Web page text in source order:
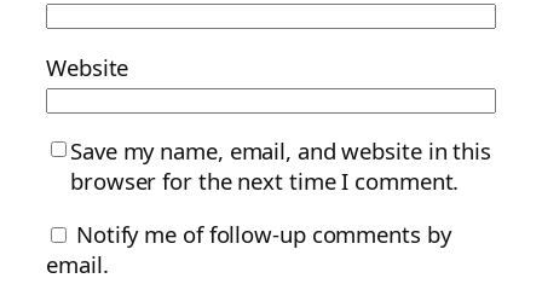
Website
Save my name, email, and website in this
browser for the next time I comment.
Notify me of follow-up comments by
email.